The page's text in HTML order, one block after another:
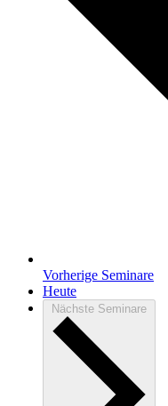
Vorherige Seminare
Heute
Nächste Seminare